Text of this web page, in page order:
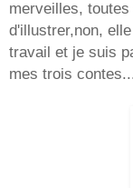
merveilles,
d'illustrer,non,
travail et je suis
mes trois